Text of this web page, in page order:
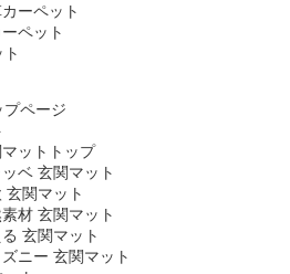
ーペット
ペット
プページ
ットトップ
ベ 玄関マット
玄関マット
材 玄関マット
玄関マット
ニー 玄関マット